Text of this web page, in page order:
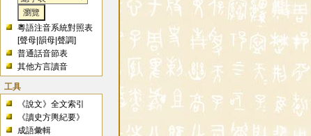
粵語注音系統對照表
[聲母 |韻母 |聲調]
普通話音節表
其他方言讀音
工具
《說文》全文索引
《讀史方輿紀要》
成語彙輯